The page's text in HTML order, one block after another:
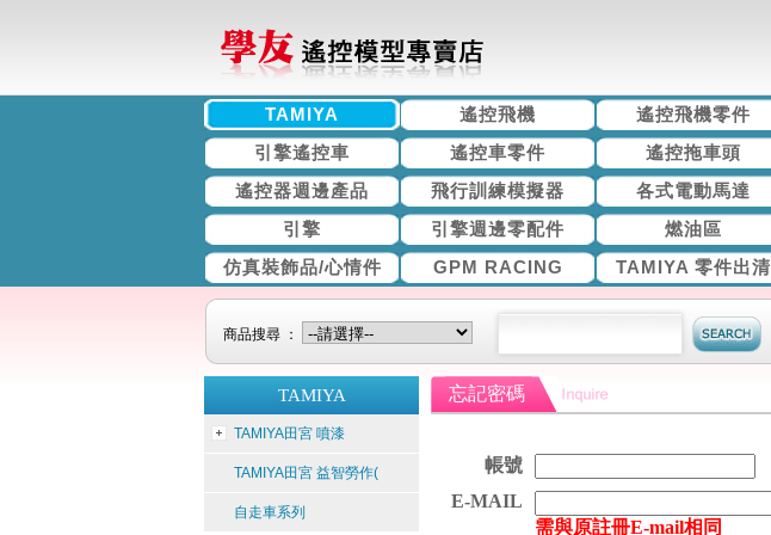
TAMIYA 遙控飛機 遙控飛機零件
引擎遙控車
遙控車零件 遙控拖車頭
遙控器週邊產品
飛行訓練模擬器 各式電動馬達
引擎
引擎週邊零配件 燃油區
仿真裝飾品/心情件
GPM RACING TAMIYA 零件出清
商品搜尋 ：
TAMIYA
TAMIYA田宮 噴漆
TAMIYA田宮 益智勞作(
自走車系列
忘記密碼
帳號
E-MAIL
需與原註冊E-mail相同